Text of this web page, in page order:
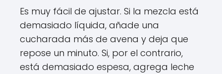
Es muy fácil de ajustar. Si la mezcla está
demasiado líquida, añade una
cucharada más de avena y deja que
repose un minuto. Si, por el contrario,
está demasiado espesa, agrega leche